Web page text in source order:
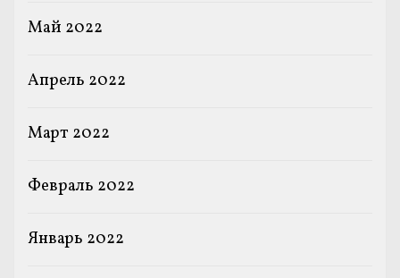
Май 2022
Апрель 2022
Март 2022
Февраль 2022
Январь 2022